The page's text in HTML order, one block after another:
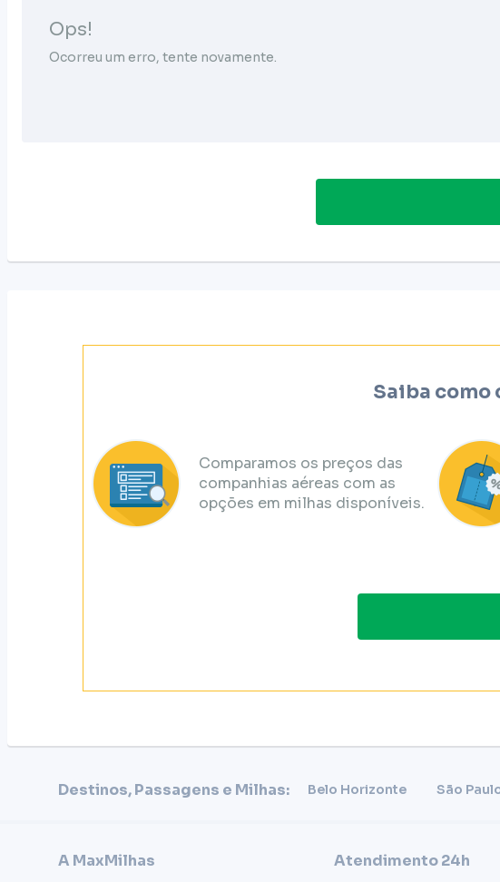
Ops!
Ocorreu um erro, tente novamente.
Saiba como
Comparamos os preços das
companhias aéreas com as
opções em milhas disponíveis.
Destinos, Passagens e Milhas: Belo Horizonte São
A MaxMilhas Atendimento 24h